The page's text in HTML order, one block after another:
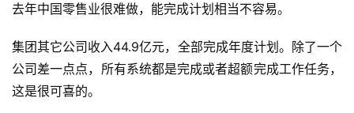
去年中国零售业很难做，能完成计划相当不容易。
集团其它公司收入44.9亿元，全部完成年度计划。除了一个
公司差一点点，所有系统都是完成或者超额完成工作任务，
这是很可喜的。